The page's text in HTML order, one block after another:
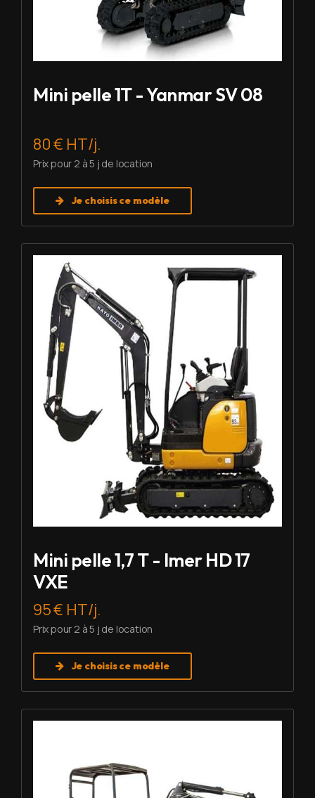
Mini pelle 1T - Yanmar SV 08
80 € HT/j.
Prix pour 2 à 5 j de location
Je choisis ce modèle
Mini pelle 1,7 T - Imer HD 17
VXE
95 € HT/j.
Prix pour 2 à 5 j de location
Je choisis ce modèle
Louer Mini pelle 1,7 T - Imer HD 17 VXE
Louer Mini pelle 2,7 T - Imer HD 27 V5